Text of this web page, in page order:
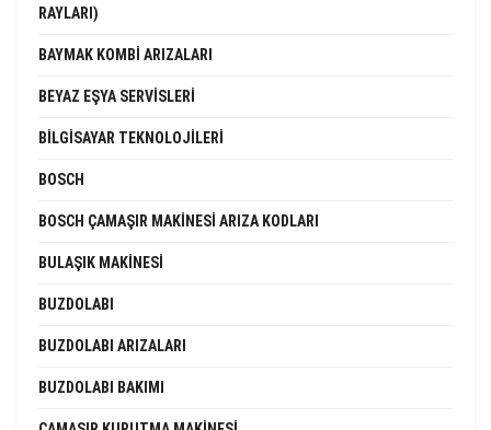
RAYLARI)
BAYMAK KOMBI ARIZALARI
BEYAZ EŞYA SERVISLERI
BILGISAYAR TEKNOLOJILERI
BOSCH
BOSCH ÇAMAŞIR MAKINESI ARIZA KODLARI
BULAŞIK MAKINESI
BUZDOLABI
BUZDOLABI ARIZALARI
BUZDOLABI BAKIMI